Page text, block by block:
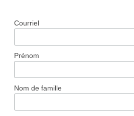
Courriel
Prénom
Nom de famille